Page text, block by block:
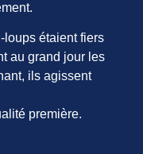
loups étaient fiers
au grand jour les
ils agissent
première.